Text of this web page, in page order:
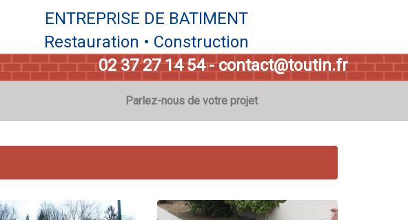
ENTREPRISE DE BATIMENT
Restauration • Construction
02 37 27 14 54-contact@toutin.fr
Parlez-nous de votre projet